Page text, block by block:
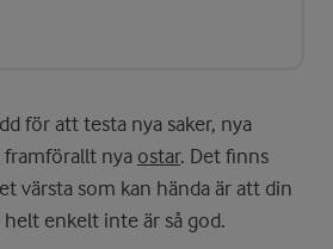
för att testa nya saker, nya
nya ostar. Det finns
värsta som kan hända är att din
enkelt inte är så god.